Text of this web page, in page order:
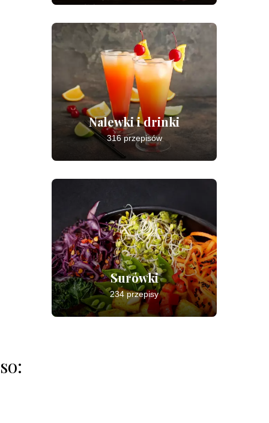
Nalewki i drinki
316 przepisów
Surówki
234 przepisy